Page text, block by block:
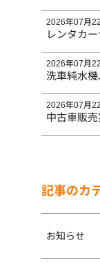
レンタカ
2026年07月
洗車純水
2026年07月
中古車販
2026年07月
記事のカ
お知らせ